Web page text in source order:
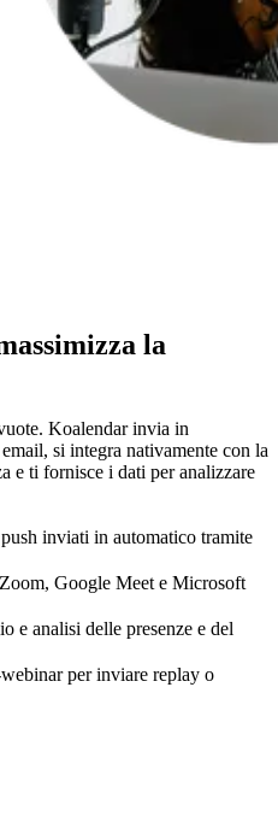
la
Koalendar invia in
si integra nativamente con la
e ti fornisce i dati per analizzare
inviati in automatico tramite
Google Meet e Microsoft
e analisi delle presenze e del
per inviare replay o